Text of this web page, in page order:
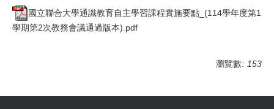
國立聯合大學通識教育自主學習課程實施要點_(114學年度第1
學期第2次教務會議通過版本).pdf
瀏覽數: 153